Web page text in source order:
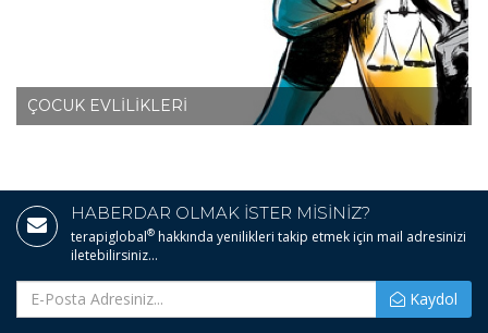
ÇOCUK EVLİLİKLERİ
HABERDAR OLMAK İSTER MİSİNİZ?
terapiglobal® hakkında yenilikleri takip etmek için mail adresinizi
iletebilirsiniz...
Kaydol